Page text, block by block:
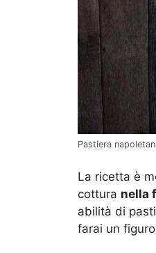
Pastiera
La ricetta è
cottura nella
abilità di
farai un